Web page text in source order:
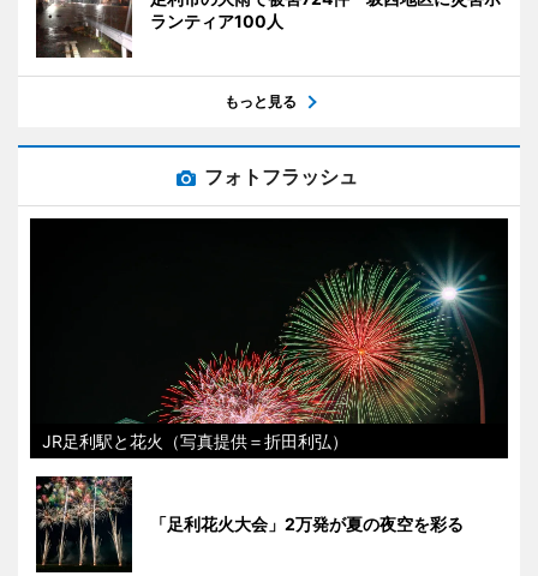
ランティア100人
もっと見る
フォトフラッシュ
JR足利駅と花火（写真提供＝折田利弘）
「足利花火大会」2万発が夏の夜空を彩る